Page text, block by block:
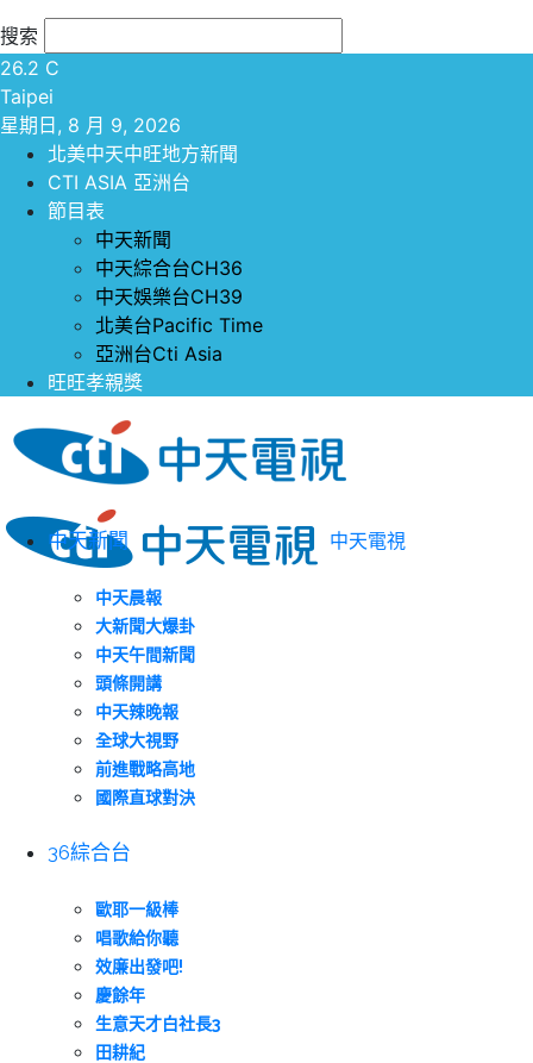
搜索
26.2 C
Taipei
星期日, 8 月 9, 2026
北美中天中旺地方新聞
CTI ASIA 亞洲台
節目表
中天新聞
中天綜合台CH36
中天娛樂台CH39
北美台Pacific Time
亞洲台Cti Asia
旺旺孝親獎
中天電視
中天新聞
中天晨報
大新聞大爆卦
中天午間新聞
頭條開講
中天辣晚報
全球大視野
前進戰略高地
國際直球對決
36綜合台
歐耶一級棒
唱歌給你聽
效廉出發吧!
慶餘年
生意天才白社長3
田耕紀